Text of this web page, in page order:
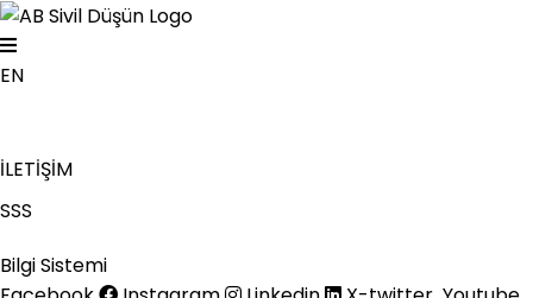
EN
İLETİŞİM
SSS
Bilgi Sistemi